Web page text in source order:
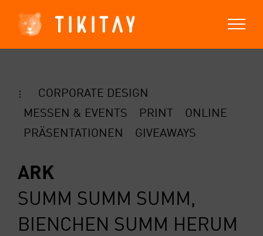
Inhalt
…
COR­PO­RA­TE DESIGN
MES­SEN & EVENTS
PRINT
ONLINE
PRÄ­SEN­TA­TIO­NEN
GIVEA­WAYS
ARK
SUMM SUMM SUMM,
BIEN­CHEN SUMM HER­UM